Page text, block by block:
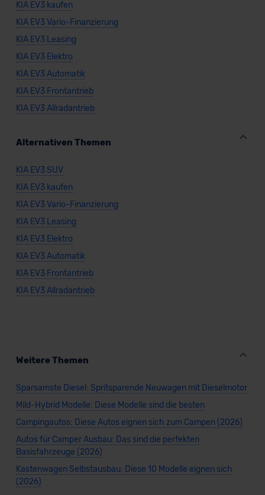
Datenschutzerklärung
KIA EV3 kaufen
KIA EV3 Vario-Finanzierung
KIA EV3 Leasing
KIA EV3 Elektro
KIA EV3 Automatik
KIA EV3 Frontantrieb
KIA EV3 Allradantrieb
Alternativen Themen
KIA EV3 SUV
KIA EV3 kaufen
KIA EV3 Vario-Finanzierung
KIA EV3 Leasing
KIA EV3 Elektro
KIA EV3 Automatik
KIA EV3 Frontantrieb
KIA EV3 Allradantrieb
Weitere Themen
Sparsamste Diesel: Spritsparende Neuwagen mit Dieselmotor
Mild-Hybrid Modelle: Diese Modelle sind die besten
Campingautos: Diese Autos eignen sich zum Campen (2026)
Autos für Camper Ausbau: Das sind die perfekten
Basisfahrzeuge (2026)
Kastenwagen Selbstausbau: Diese 10 Modelle eignen sich
(2026)